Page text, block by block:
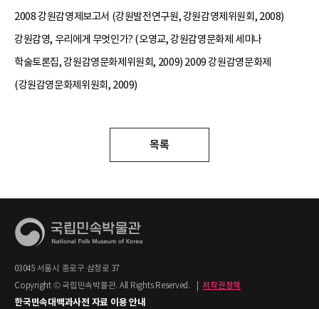
2008 강원감영제보고서 (강원발전연구원, 강원감영제위원회, 2008)
강원감영, 우리에게 무엇인가? (오영교, 강원감영문화제 세미나
학술토론집, 강원감영문화제위원회, 2009) 2009 강원감영문화제
(강원감영문화제위원회, 2009)
목록
03045 서울시 종로구 삼청로 37
Copyright © 국립민속박물관. All Rights Reserved.
저작권정책
한국민속대백과사전 자료 이용 안내